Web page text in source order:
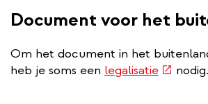
Document voor het
Om het document in het
heb je soms een legalisatie(externe
nodig.